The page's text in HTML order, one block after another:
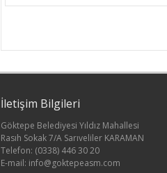
İletişim Bilgileri
Göktepe Belediyesi Yıldız Mahallesi
Rasıh Sokak 7/A Sarıveliler KARAMAN
Telefon: (0338) 446 30 20
E-mail: info@goktepeasm.com